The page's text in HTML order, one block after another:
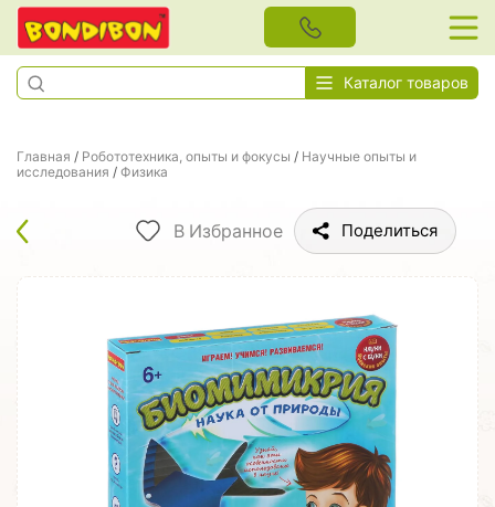
Каталог товаров
Главная / Робототехника, опыты и фокусы / Научные опыты и
исследования / Физика
В Избранное Поделиться